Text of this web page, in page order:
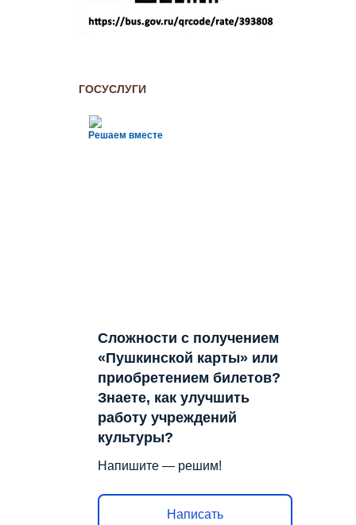
ГОСУСЛУГИ
Решаем вместе
Сложности с получением
«Пушкинской карты» или
приобретением билетов?
Знаете, как улучшить
работу учреждений
культуры?
Напишите — решим!
Написать